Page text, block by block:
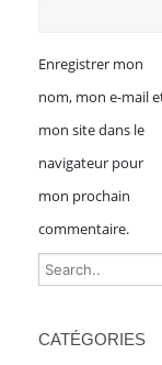
Enregistrer mon
nom, mon e-mail
mon site dans le
navigateur pour
mon prochain
commentaire.
CATÉGORIES